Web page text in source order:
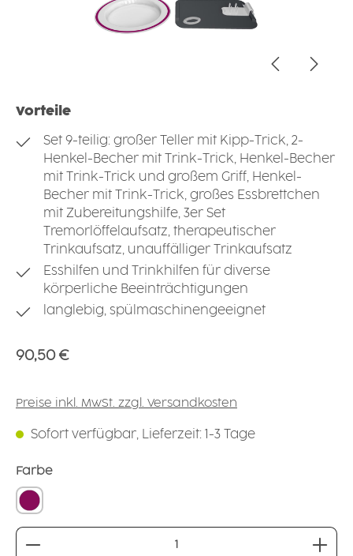
Vorteile
Set 9-teilig: großer Teller mit Kipp-Trick, 2-
Henkel-Becher mit Trink-Trick, Henkel-Becher
mit Trink-Trick und großem Griff, Henkel-
Becher mit Trink-Trick, großes Essbrettchen
mit Zubereitungshilfe, 3er Set
Tremorlöffelaufsatz, therapeutischer
Trinkaufsatz, unauffälliger Trinkaufsatz
Esshilfen und Trinkhilfen für diverse
körperliche Beeinträchtigungen
langlebig, spülmaschinengeeignet
Regulärer Preis:
90,50 €
Preise inkl. MwSt. zzgl. Versandkosten
Sofort verfügbar, Lieferzeit: 1-3 Tage
Farbeauswählen
brombeer
Produkt Anzahl: Gib den gewünschten Wert